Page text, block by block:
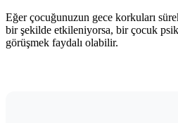
Eğer çocuğunuzun gece korkuları
bir şekilde etkileniyorsa, bir çocuk
görüşmek faydalı olabilir.